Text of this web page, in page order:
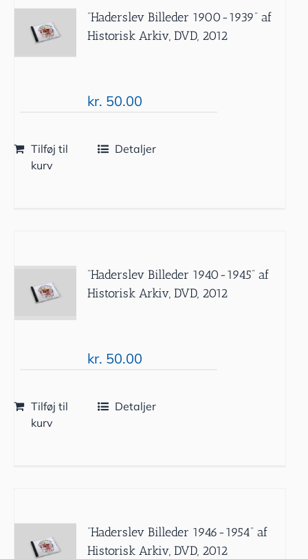
”Haderslev Billeder 1900-1939” af
Historisk Arkiv, DVD, 2012
kr. 50.00
Tilføj til
kurv
Detaljer
”Haderslev Billeder 1940-1945” af
Historisk Arkiv, DVD, 2012
kr. 50.00
Tilføj til
kurv
Detaljer
”Haderslev Billeder 1946-1954” af
Historisk Arkiv, DVD, 2012